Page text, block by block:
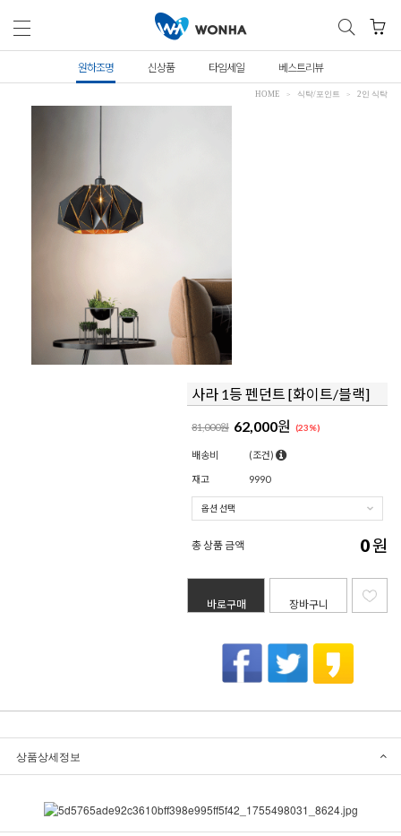
원하조명 신상품 타임세일 베스트리뷰
HOME 식탁/포인트 2인 식탁
사라 1등 펜던트 [화이트/블랙]
81,000원 62,000원 (23%)
배송비 (조건)
재고 9990
총 상품 금액 0원
바로구매 장바구니
상품상세정보